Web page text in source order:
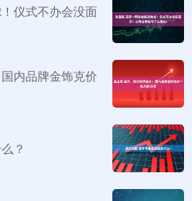
仪式不办会没面
内品牌金饰克价
？